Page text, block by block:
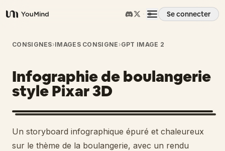
YouMind
Se connecter
Aperçu
Cas d'usage
Compétences
Invites
CONSIGNES›IMAGES CONSIGNE ›GPT IMAGE 2
Infographie de boulangerie
style Pixar 3D
Un storyboard infographique épuré et chaleureux
sur le thème de la boulangerie, avec un rendu